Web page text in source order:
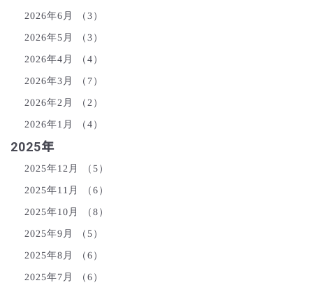
2026年6月 （3）
2026年5月 （3）
2026年4月 （4）
2026年3月 （7）
2026年2月 （2）
2026年1月 （4）
2025年
2025年12月 （5）
2025年11月 （6）
2025年10月 （8）
2025年9月 （5）
2025年8月 （6）
2025年7月 （6）